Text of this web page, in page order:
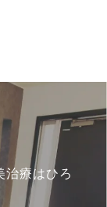
治療はひろ